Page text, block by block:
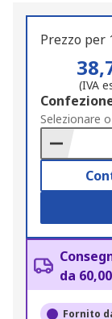
Prezzo per
(IVA
Add
to
Basket
Selezionare
da
Fornito